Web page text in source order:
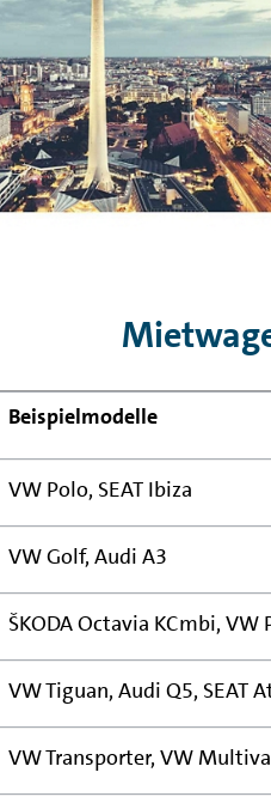
Beispielmodelle
VW Polo, SEAT Ibiza
VW Golf, Audi A3
ŠKODA Octavia KCmbi, VW
VW Tiguan, Audi Q5, SEAT
VW Transporter, VW